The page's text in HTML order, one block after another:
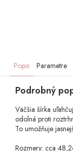
Popis Parametre
Podrobný
Väčšia šírka
odolná proti
To umožňuje
Rozmery: cca